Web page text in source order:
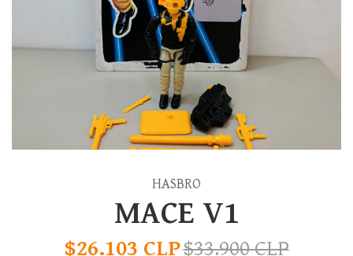
HASBRO
MACE V1
$26.103 CLP$33.900 CLP